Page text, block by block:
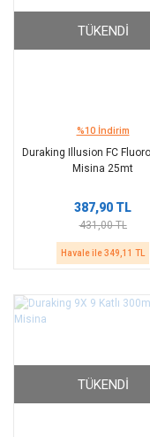
TÜKENDI
%10 İndirim
Duraking Illusion FC
Misina 25mt
387,90 TL
431,00 TL
Havale ile 349,11 TL
TÜKENDI